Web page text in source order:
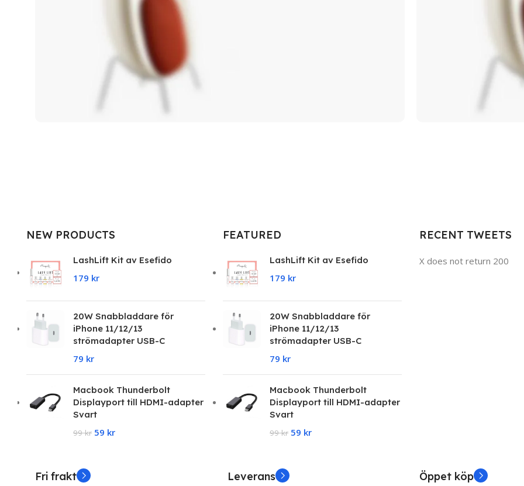
praesent
parturient
vestibulum.
justo lobortis
suspend
NEW PRODUCTS
LashLift Kit av Esefido
179 kr
20W Snabbladdare för
iPhone 11/12/13
strömadapter USB-C
79 kr
Macbook Thunderbolt
Displayport till HDMI-adapter
Svart
99kr 59 kr
FEATURED
LashLift Kit av Esefido
179 kr
20W Snabbladdare för
iPhone 11/12/13
strömadapter USB-C
79 kr
Macbook Thunderbolt
Displayport till HDMI-adapter
Svart
99kr 59 kr
RECENT TWEETS
X does not return 200
Fri frakt Leverans Öppet köp